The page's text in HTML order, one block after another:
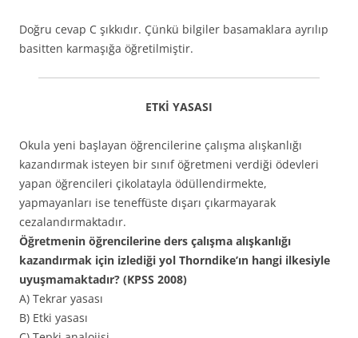
Doğru cevap C şıkkıdır. Çünkü bilgiler basamaklara ayrılıp
basitten karmaşığa öğretilmiştir.
ETKİ YASASI
Okula yeni başlayan öğrencilerine çalışma alışkanlığı
kazandırmak isteyen bir sınıf öğretmeni verdiği ödevleri
yapan öğrencileri çikolatayla ödüllendirmekte,
yapmayanları ise teneffüste dışarı çıkarmayarak
cezalandırmaktadır.
Öğretmenin öğrencilerine ders çalışma alışkanlığı
kazandırmak için izlediği yol Thorndike’ın hangi ilkesiyle
uyuşmamaktadır? (KPSS 2008)
A) Tekrar yasası
B) Etki yasası